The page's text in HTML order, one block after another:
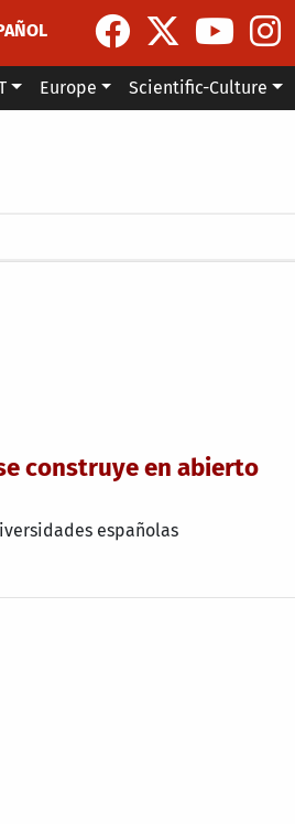
Europe Scientific-Culture
construye en abierto
españolas